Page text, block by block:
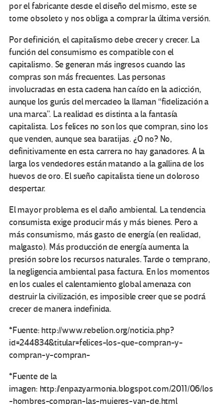
por el fabricante desde el diseño del mismo, este se
torne obsoleto y nos obliga a comprar la última versión.
Por definición, el capitalismo debe crecer y crecer. La
función del consumismo es compatible con el
capitalismo. Se generan más ingresos cuando las
compras son más frecuentes. Las personas
involucradas en esta cadena han caído en la adicción,
aunque los gurús del mercadeo la llaman “fidelización a
una marca”. La realidad es distinta a la fantasía
capitalista. Los felices no son los que compran, sino los
que venden, aunque sea baratijas. ¿O no? No,
definitivamente en esta carrera no hay ganadores. A la
larga los vendedores están matando a la gallina de los
huevos de oro. El sueño capitalista tiene un doloroso
despertar.
El mayor problema es el daño ambiental. La tendencia
consumista exige producir más y más bienes. Pero a
más consumismo, más gasto de energía (en realidad,
malgasto). Más producción de energía aumenta la
presión sobre los recursos naturales. Tarde o temprano,
la negligencia ambiental pasa factura. En los momentos
en los cuales el calentamiento global amenaza con
destruir la civilización, es imposible creer que se podrá
crecer de manera indefinida.
*Fuente: http://www.rebelion.org/noticia.php?
id=244834&titular=felices-los-que-compran-y-
compran-y-compran-
*Fuente de la
imagen: http://enpazyarmonia.blogspot.com/2011/06/los
-hombres-compran-las-mujeres-van-de.html